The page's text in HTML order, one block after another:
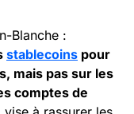
Blanche :
stablecoins pour
mais pas sur les
comptes de